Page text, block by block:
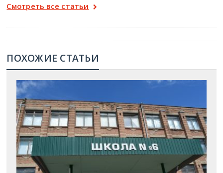
Смотреть все статьи
ПОХОЖИЕ СТАТЬИ